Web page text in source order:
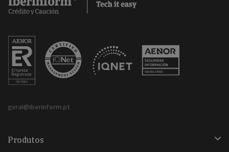
geral@iberinform.pt
Produtos